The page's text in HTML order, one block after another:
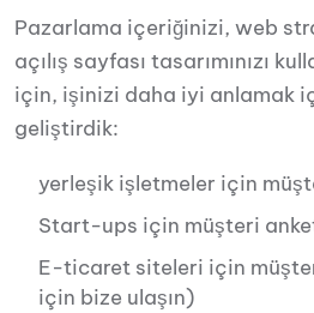
Pazarlama içeriğinizi, web
açılış sayfası tasarımınızı
için, işinizi daha iyi anlamak
geliştirdik:
yerleşik işletmeler için
Start-ups için müşteri
E-ticaret siteleri için
için bize ulaşın)